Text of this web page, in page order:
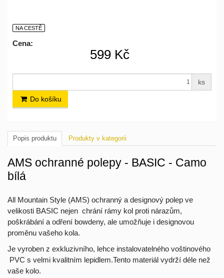
NA CESTĚ
Cena:
599 Kč
ks
Do košíku
Popis produktu Produkty v kategorii
AMS ochranné polepy - BASIC - Camo
bílá
All Mountain Style (AMS) ochranný a designový polep ve
velikosti BASIC nejen chrání rámy kol proti nárazům,
poškrábání a odření bowdeny, ale umožňuje i designovou
proměnu vašeho kola.
Je vyroben z exkluzivního, lehce instalovatelného voštinového
PVC s velmi kvalitním lepidlem.Tento materiál vydrží déle než
vaše kolo.